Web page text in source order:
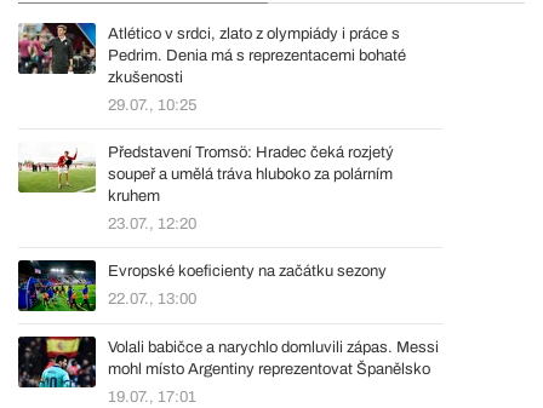
Atlético v srdci, zlato z olympiády i práce s
Pedrim. Denia má s reprezentacemi bohaté
zkušenosti
29.07., 10:25
Představení Tromsö: Hradec čeká rozjetý
soupeř a umělá tráva hluboko za polárním
kruhem
23.07., 12:20
Evropské koeficienty na začátku sezony
22.07., 13:00
Volali babičce a narychlo domluvili zápas. Messi
mohl místo Argentiny reprezentovat Španělsko
19.07., 17:01